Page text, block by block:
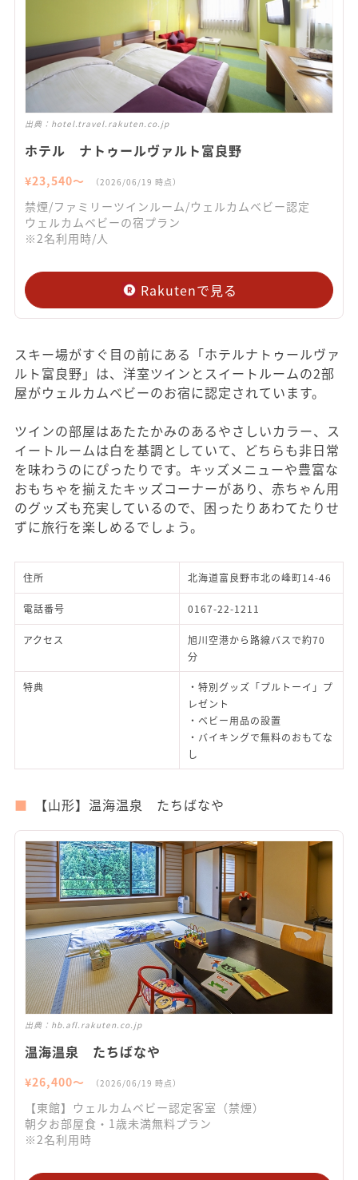
出典： hotel.travel.rakuten.co.jp
ホテル ナトゥールヴァルト富良野
¥23,540〜 （2026/06/19 時点）
禁煙/ファミリーツインルーム/ウェルカムベビー認定
ウェルカムベビーの宿プラン
※2名利用時/人
Rakutenで見る
スキー場がすぐ目の前にある「ホテルナトゥールヴァ
ルト富良野」は、洋室ツインとスイートルームの2部
屋がウェルカムベビーのお宿に認定されています。
ツインの部屋はあたたかみのあるやさしいカラー、ス
イートルームは白を基調としていて、どちらも非日常
を味わうのにぴったりです。キッズメニューや豊富な
おもちゃを揃えたキッズコーナーがあり、赤ちゃん用
のグッズも充実しているので、困ったりあわてたりせ
ずに旅行を楽しめるでしょう。
住所 北海道富良野市北の峰町14-46
電話番号 0167-22-1211
アクセス
旭川空港から路線バスで約70
分
特典
・特別グッズ「プルトーイ」プ
レゼント
・ベビー用品の設置
・バイキングで無料のおもてな
し
【山形】温海温泉 たちばなや
出典： hb.afl.rakuten.co.jp
温海温泉 たちばなや
¥26,400〜 （2026/06/19 時点）
【東館】ウェルカムベビー認定客室（禁煙）
朝夕お部屋食・1歳未満無料プラン
※2名利用時